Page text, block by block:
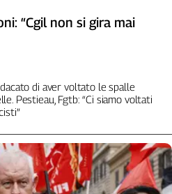
“Cgil non si gira mai
di aver voltato le spalle
Pestieau, Fgtb: “Ci siamo voltati